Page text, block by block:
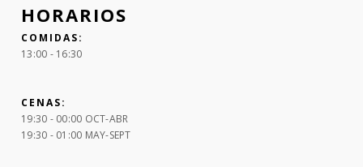
HORARIOS
COMIDAS:
13:00 - 16:30
CENAS:
19:30 - 00:00 OCT-ABR
19:30 - 01:00 MAY-SEPT